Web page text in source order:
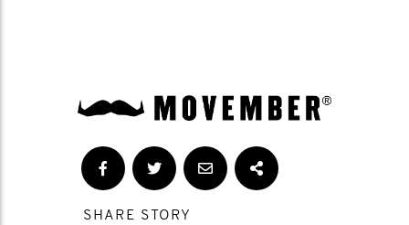
SHARE STORY